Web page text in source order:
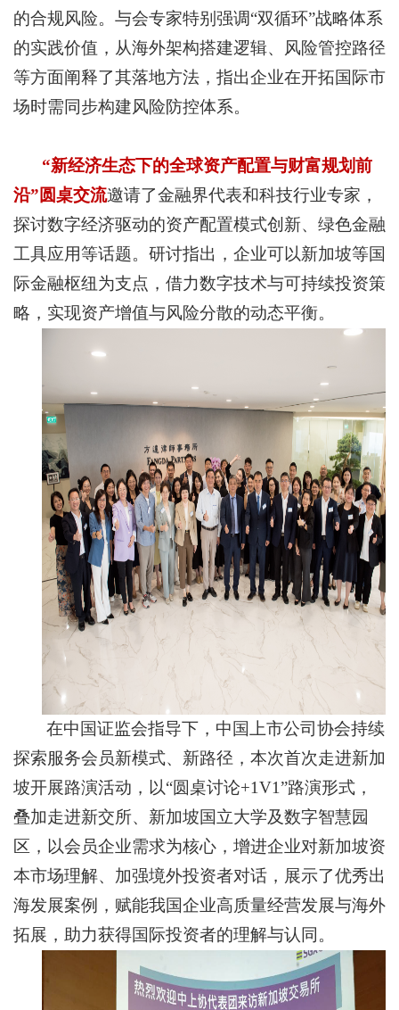
的合规风险。与会专家特别强调“双循环”战略体系
的实践价值，从海外架构搭建逻辑、风险管控路径
等方面阐释了其落地方法，指出企业在开拓国际市
场时需同步构建风险防控体系。
“新经济生态下的全球资产配置与财富规划前
沿”圆桌交流邀请了金融界代表和科技行业专家，
探讨数字经济驱动的资产配置模式创新、绿色金融
工具应用等话题。研讨指出，企业可以新加坡等国
际金融枢纽为支点，借力数字技术与可持续投资策
略，实现资产增值与风险分散的动态平衡。
在中国证监会指导下，中国上市公司协会持续
探索服务会员新模式、新路径，本次首次走进新加
坡开展路演活动，以“圆桌讨论+1V1”路演形式，
叠加走进新交所、新加坡国立大学及数字智慧园
区，以会员企业需求为核心，增进企业对新加坡资
本市场理解、加强境外投资者对话，展示了优秀出
海发展案例，赋能我国企业高质量经营发展与海外
拓展，助力获得国际投资者的理解与认同。